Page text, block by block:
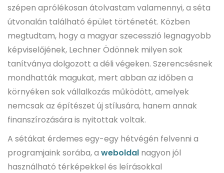
szépen aprólékosan átolvastam valamennyi, a séta
útvonalán található épület történetét. Közben
megtudtam, hogy a magyar szecesszió legnagyobb
képviselőjének, Lechner Ödönnek milyen sok
tanítványa dolgozott a déli végeken. Szerencsésnek
mondhatták magukat, mert abban az időben a
környéken sok vállalkozás működött, amelyek
nemcsak az építészet új stílusára, hanem annak
finanszírozására is nyitottak voltak.
A sétákat érdemes egy-egy hétvégén felvenni a
programjaink sorába, a weboldal nagyon jól
használható térképekkel és leírásokkal